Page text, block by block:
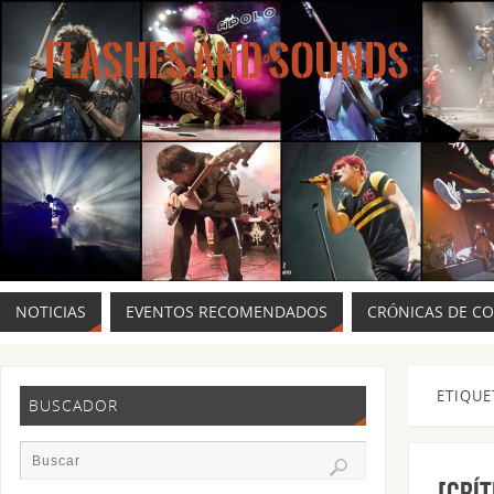
FLASHES AND SOUNDS
MÚSICA PARA LOS OJOS.
NOTICIAS EVENTOS RECOMENDADOS CRÓNICAS DE
BUSCADOR